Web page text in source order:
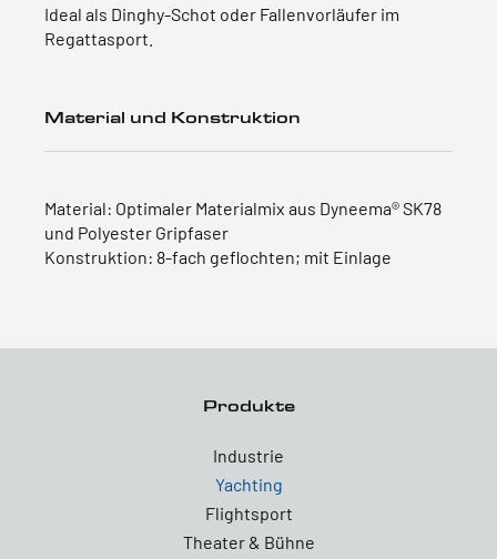
Ideal als Dinghy-Schot oder Fallenvorläufer im
Regattasport.
Material und Konstruktion
Material: Optimaler Materialmix aus Dyneema® SK78
und Polyester Gripfaser
Konstruktion: 8-fach geflochten; mit Einlage
Produkte
Industrie
Yachting
Flightsport
Theater & Bühne